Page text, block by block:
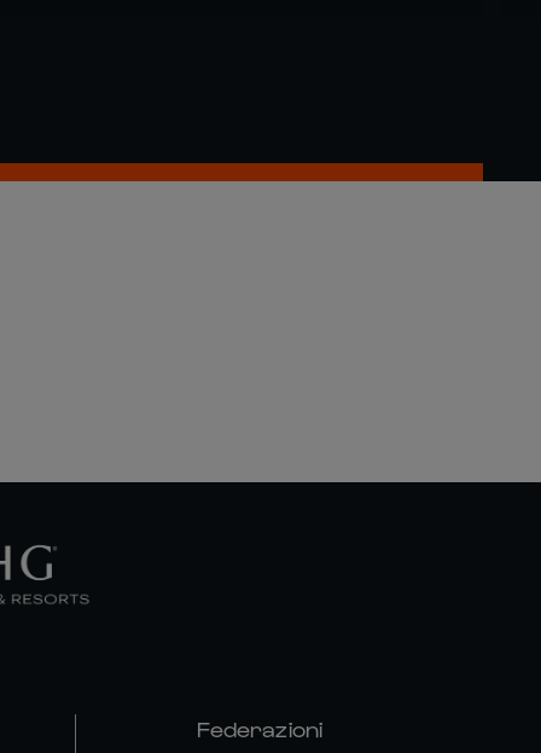
Federazioni